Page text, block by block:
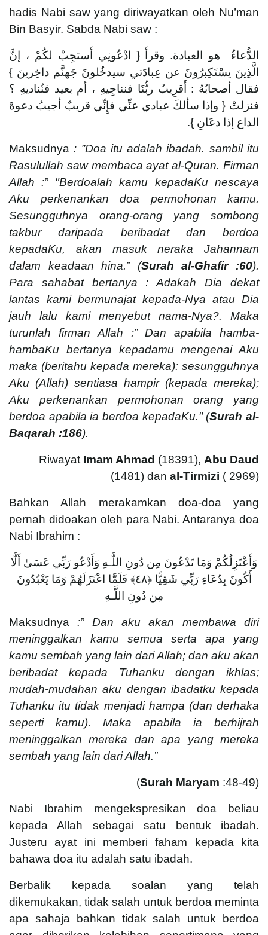
hadis Nabi saw yang diriwayatkan oleh Nu’man
Bin Basyir. Sabda Nabi saw :
الدُّعاءُ هو العبادة. وقرأَ { ادْعُونِي أَستجِبْ لكُمْ ، إنَّ
الَّذِينَ يسْتَكِبرُونَ عن عِبادَتي سيدخُلونَ جَهنَّم داخِرينَ }
فقال أصحابُهُ : أَقرِيبٌ ربُّنَا فنناجِيهِ ، أم بعيد فنُناديهِ ؟
فنزلتْ { وإذا سألكَ عبادي عنِّي فإِنِّي قريبٌ أجيبُ دعوةَ
الداع إذا دعَانِ }.
Maksudnya: ”Doa itu adalah ibadah. sambil itu
Rasulullah saw membaca ayat al-Quran. Firman
Allah :” "Berdoalah kamu kepadaKu nescaya
Aku perkenankan doa permohonan kamu.
Sesungguhnya orang-orang yang sombong
takbur daripada beribadat dan berdoa
kepadaKu, akan masuk neraka Jahannam
dalam keadaan hina.” (Surah al-Ghafir :60).
Para sahabat bertanya : Adakah Dia dekat
lantas kami bermunajat kepada-Nya atau Dia
jauh lalu kami menyebut nama-Nya?. Maka
turunlah firman Allah :”Dan apabila hamba-
hambaKu bertanya kepadamu mengenai Aku
maka (beritahu kepada mereka): sesungguhnya
Aku (Allah) sentiasa hampir (kepada mereka);
Aku perkenankan permohonan orang yang
berdoa apabila ia berdoa kepadaKu." (Surah al-
Baqarah :186).
Riwayat Imam Ahmad (18391), Abu Daud
(1481) dan al-Tirmizi ( 2969)
Bahkan Allah merakamkan doa-doa yang
pernah didoakan oleh para Nabi. Antaranya doa
Nabi Ibrahim :
وَأَعْتَزِلُكُمْ وَمَا تَدْعُونَ مِن دُونِ اللَّـهِ وَأَدْعُو رَبِّي عَسَىٰ أَلَّا
أَكُونَ بِدُعَاءِ رَبِّي شَقِيًّا ﴿٤٨﴾ فَلَمَّا اعْتَزَلَهُمْ وَمَا يَعْبُدُونَ
مِن دُونِ اللَّـهِ
Maksudnya:” Dan aku akan membawa diri
meninggalkan kamu semua serta apa yang
kamu sembah yang lain dari Allah; dan aku akan
beribadat kepada Tuhanku dengan ikhlas;
mudah-mudahan aku dengan ibadatku kepada
Tuhanku itu tidak menjadi hampa (dan derhaka
seperti kamu).
Maka apabila ia berhijrah
meninggalkan mereka dan apa yang mereka
sembah yang lain dari Allah.”
(Surah Maryam :48-49)
Nabi Ibrahim mengekspresikan doa beliau
kepada Allah sebagai satu bentuk ibadah.
Justeru ayat ini memberi faham kepada kita
bahawa doa itu adalah satu ibadah.
Berbalik kepada soalan yang telah
dikemukakan, tidak salah untuk berdoa meminta
apa sahaja bahkan tidak salah untuk berdoa